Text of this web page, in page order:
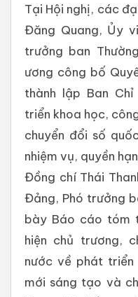
Tại Hội nghị, các
Đăng Quang, Ủy
trưởng ban
ương công bố
thành lập Ban
triển khoa học,
chuyển đổi số
nhiệm vụ, quyền
Đồng chí Thái
Đảng, Phó trưởng
bày Báo cáo tóm
hiện chủ trương,
nước về phát
mới sáng tạo và